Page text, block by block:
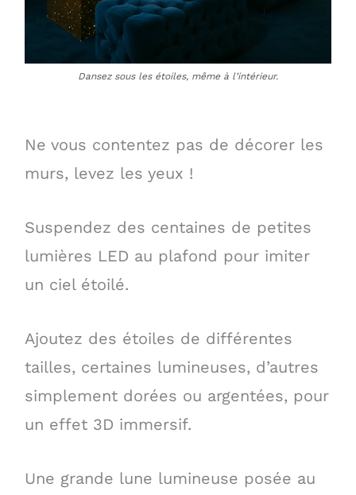
Dansez sous les étoiles, même à l’intérieur.
Ne vous contentez pas de décorer les
murs, levez les yeux !
Suspendez des centaines de petites
lumières LED au plafond pour imiter
un ciel étoilé.
Ajoutez des étoiles de différentes
tailles, certaines lumineuses, d’autres
simplement dorées ou argentées, pour
un effet 3D immersif.
Une grande lune lumineuse posée au